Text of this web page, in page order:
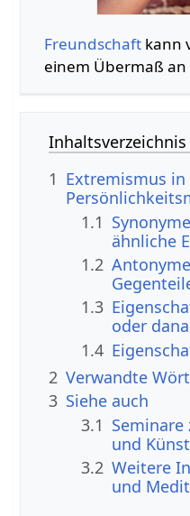
Freundschaftkann
einem Übermaß
Inhaltsverzeichnis
1 Extremismus in
1.1
ähnliche
1.2
1.3
oder
1.4
2 Verwandte
3 Siehe auch
3.1
und
3.2 Weitere
und